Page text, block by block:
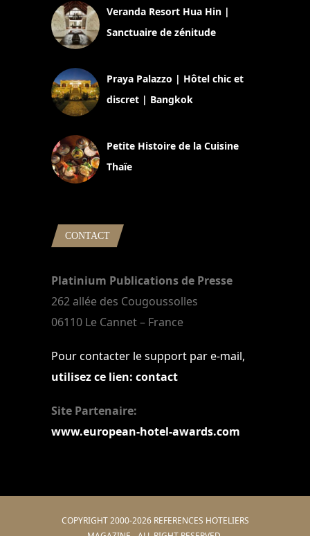
Veranda Resort Hua Hin |
Sanctuaire de zénitude
Praya Palazzo | Hôtel chic et
discret | Bangkok
Petite Histoire de la Cuisine
Thaïe
CONTACT
Platinium Publications de Presse
262 allée des Cougoussolles
06110 Le Cannet – France
Pour contacter le support par e-mail,
utilisez ce lien: contact
Site Partenaire:
www.european-hotel-awards.com
COPYRIGHT 2000-2026 REFERENCES HOTELIERS